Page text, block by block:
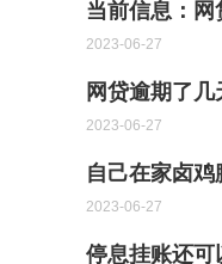
当前信息：网
2023-06-27
网贷逾期了
2023-06-27
自己在家卤
2023-06-27
停息挂账还可